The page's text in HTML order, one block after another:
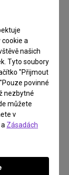
a
našich
Tyto soubory
"Přijmout
povinné
nezbytné
můžete
v
a Zásadách
práv.
Tchaj-wanu (s
je 100 %.